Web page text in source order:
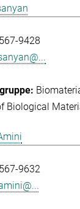
9428
Biological
9632